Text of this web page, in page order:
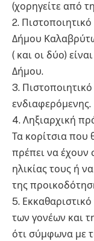
(χορηγείτε από
2.
Δήμου
( και οι δύο)
Δήμου.
3.
ενδιαφερόμενης.
4. Ληξιαρχική
Τα κορίτσια που
πρέπει να έχουν
ηλικίας τους ή
της
5. Εκκαθαριστικό
των γονέων και
ότι σύμφωνα με